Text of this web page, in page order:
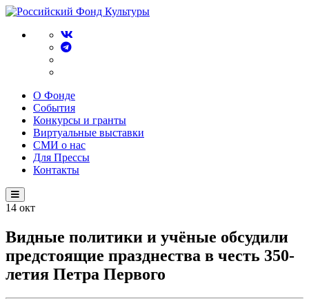
О Фонде
События
Конкурсы и гранты
Виртуальные выставки
СМИ о нас
Для Прессы
Контакты
14 окт
Видные политики и учёные обсудили
предстоящие празднества в честь 350-
летия Петра Первого